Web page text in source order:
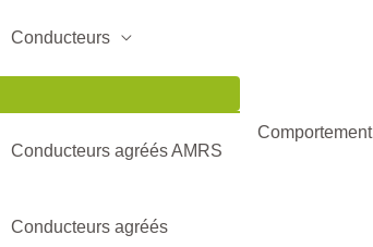
Conducteurs
Menu
Conducteurs agréés AMRS
Conducteurs agréés
Comportement